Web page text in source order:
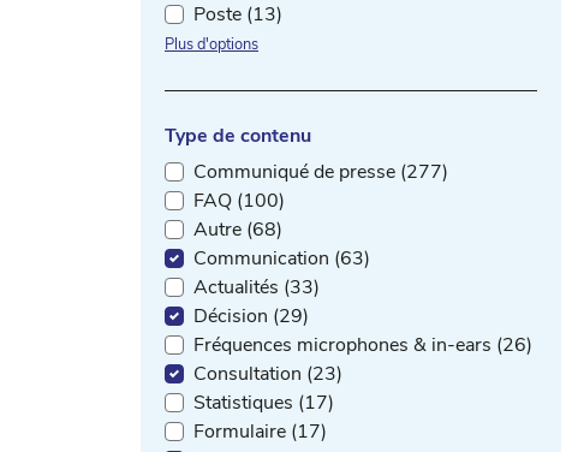
Poste (13)
Plus d'options
Type de contenu
Communiqué de presse (277)
FAQ (100)
Autre (68)
Communication (63)
Actualités (33)
Décision (29)
Fréquences microphones & in-ears (26)
Consultation (23)
Statistiques (17)
Formulaire (17)